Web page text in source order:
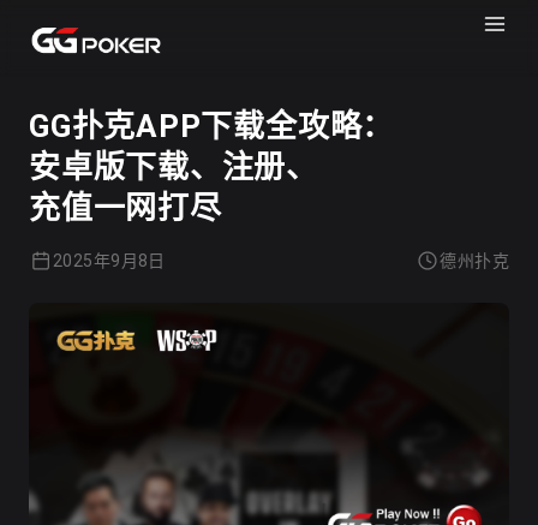
GG扑克APP下载全攻略：
安卓版下载、注册、
充值一网打尽
2025年9月8日 德州扑克